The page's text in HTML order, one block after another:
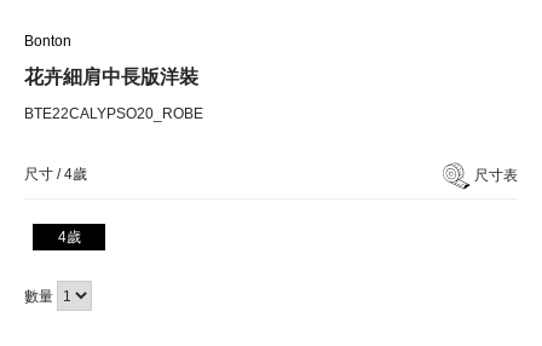
Bonton
花卉細肩中長版洋裝
BTE22CALYPSO20_ROBE
尺寸 /4歲 尺寸表
4歲
數量